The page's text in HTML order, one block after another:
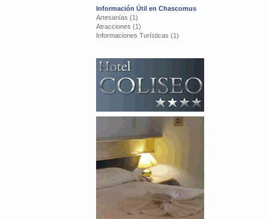
Información Útil en Chascomus
Artesanías (1)
Atracciones (1)
Informaciones Turísticas (1)